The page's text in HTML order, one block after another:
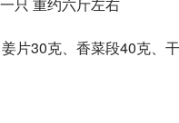
片30克、香菜段40克、